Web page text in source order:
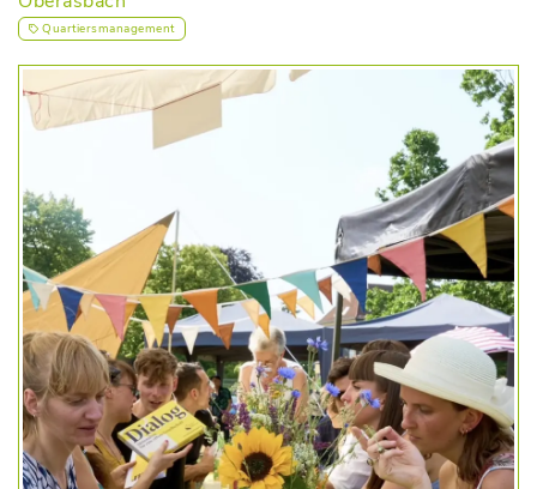
Quartiersmanagement